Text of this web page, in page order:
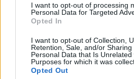
I want to opt-out of processing
Personal Data for Targeted
Opted In
I want to opt-out of Collection,
Retention, Sale, and/or Sharing
Personal Data that Is Unrelated
Purposes for which it was
Opted Out
Οι Αμερικανοί επιβάτες
κρουαζιερόπλοιο
Ισπανία, όπου το πλοίο έκανε
«Ελπίζω πως όλα θα πάνε